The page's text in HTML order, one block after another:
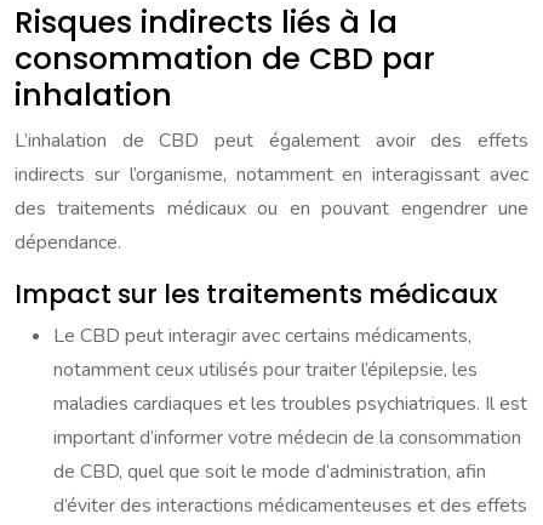
Risques indirects liés à la
consommation de CBD par
inhalation
L’inhalation de CBD peut également avoir des effets
indirects sur l’organisme, notamment en interagissant avec
des traitements médicaux ou en pouvant engendrer une
dépendance.
Impact sur les traitements médicaux
Le CBD peut interagir avec certains médicaments,
notamment ceux utilisés pour traiter l’épilepsie, les
maladies cardiaques et les troubles psychiatriques. Il est
important d’informer votre médecin de la consommation
de CBD, quel que soit le mode d’administration, afin
d’éviter des interactions médicamenteuses et des effets